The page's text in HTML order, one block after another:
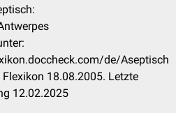
de/Aseptisch
Flexikon 18.08.2005. Letzte
12.02.2025